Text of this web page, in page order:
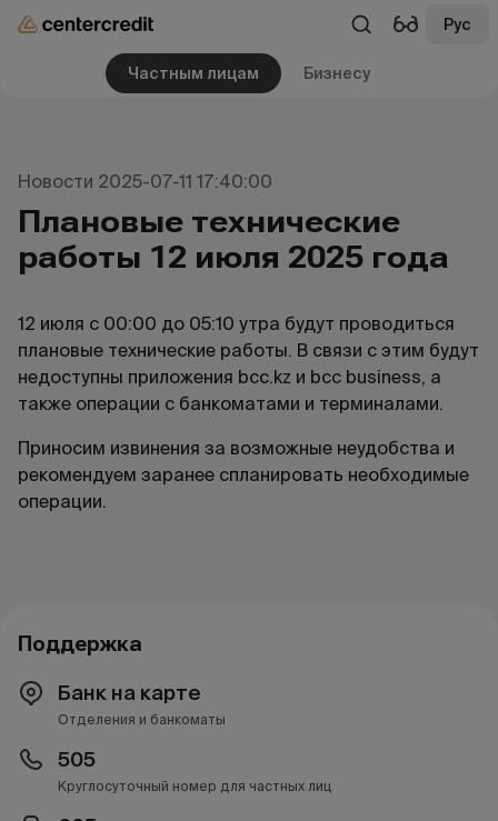
Рус
Частным лицам Бизнесу
Новости 2025-07-11 17:40:00
Плановые технические
работы 12 июля 2025 года
12 июля с 00:00 до 05:10 утра будут проводиться
плановые технические работы. В связи с этим будут
недоступны приложения bcc.kz и bcc business, а
также операции с банкоматами и терминалами.
Приносим извинения за возможные неудобства и
рекомендуем заранее спланировать необходимые
операции.
Поддержка
Банк на карте
Отделения и банкоматы
505
Круглосуточный номер для частных лиц